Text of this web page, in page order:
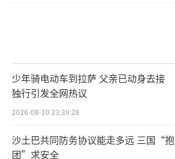
少年骑电动车到拉萨 父亲已动身去接
独行引发全网热议
2026-08-10 23:39:28
沙土巴共同防务协议能走多远 三国“抱
团”求安全